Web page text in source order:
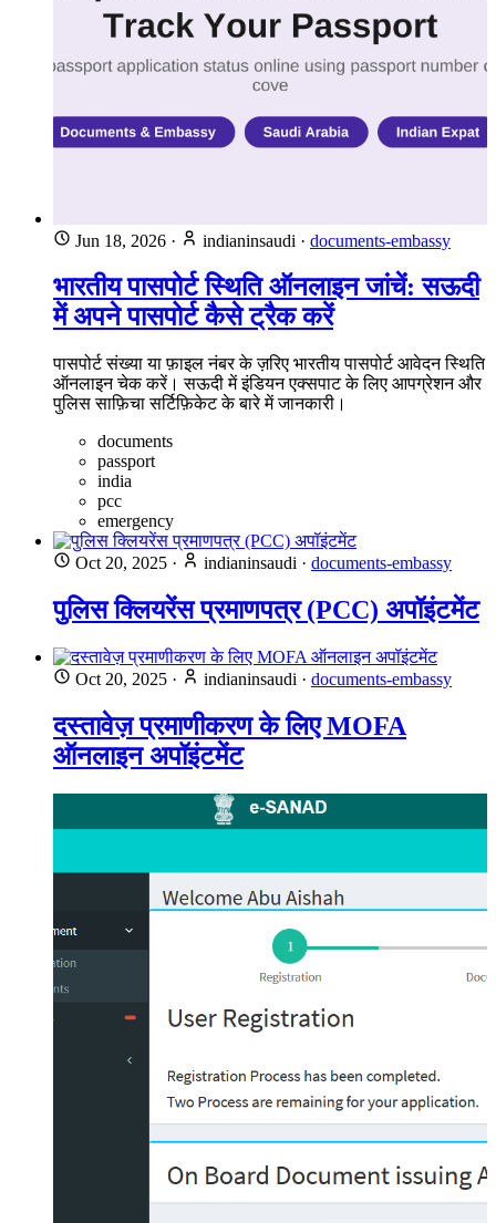
Jun 18, 2026 · indianinsaudi · documents-embassy
भारतीय पासपोर्ट स्थिति ऑनलाइन जांचें: सऊदी
में अपने पासपोर्ट कैसे ट्रैक करें
पासपोर्ट संख्या या फ़ाइल नंबर के ज़रिए भारतीय पासपोर्ट आवेदन स्थिति
ऑनलाइन चेक करें। सऊदी में इंडियन एक्सपाट के लिए आपग्रेशन और
पुलिस साफ़िचा सर्टिफ़िकेट के बारे में जानकारी।
documents
passport
india
pcc
emergency
Oct 20, 2025 · indianinsaudi · documents-embassy
पुलिस क्लियरेंस प्रमाणपत्र (PCC) अपॉइंटमेंट
Oct 20, 2025 · indianinsaudi · documents-embassy
दस्तावेज़ प्रमाणीकरण के लिए MOFA
ऑनलाइन अपॉइंटमेंट